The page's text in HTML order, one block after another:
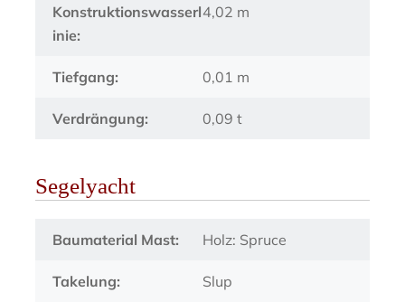
Konstruktionswasserl
inie:
4,02 m
Tiefgang: 0,01 m
Verdrängung: 0,09 t
Segelyacht
Baumaterial Mast: Holz: Spruce
Takelung: Slup